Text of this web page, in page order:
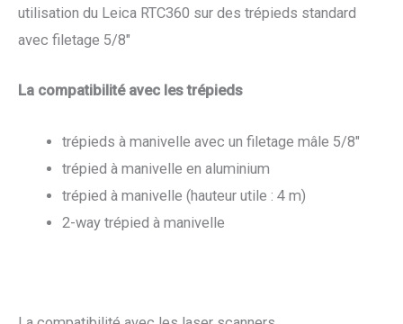
utilisation du Leica RTC360 sur des trépieds standard
avec filetage 5/8″
La compatibilité avec les trépieds
trépieds à manivelle avec un filetage mâle 5/8″
trépied à manivelle en aluminium
trépied à manivelle (hauteur utile : 4 m)
2-way trépied à manivelle